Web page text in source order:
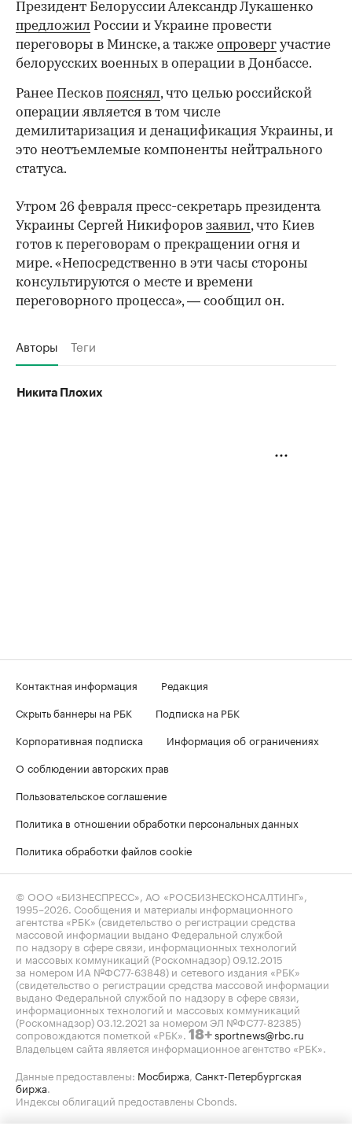
Президент Белоруссии Александр Лукашенко
предложил России и Украине провести
переговоры в Минске, а также опроверг участие
белорусских военных в операции в Донбассе.
Ранее Песков пояснял, что целью российской
операции является в том числе
демилитаризация и денацификация Украины, и
это неотъемлемые компоненты нейтрального
статуса.
Утром 26 февраля пресс-секретарь президента
Украины Сергей Никифоров заявил, что Киев
готов к переговорам о прекращении огня и
мире. «Непосредственно в эти часы стороны
консультируются о месте и времени
переговорного процесса», — сообщил он.
Авторы Теги
Никита Плохих
Контактная информация
Редакция
Скрыть баннеры на РБК
Подписка на РБК
Корпоративная подписка
Информация об ограничениях
О соблюдении авторских прав
Пользовательское соглашение
Политика в отношении обработки персональных данных
Политика обработки файлов cookie
© ООО «БИЗНЕСПРЕСС», АО «РОСБИЗНЕСКОНСАЛТИНГ»,
1995–2026 . Сообщения и материалы информационного
агентства «РБК» (свидетельство о регистрации средства
массовой информации выдано Федеральной службой
по надзору в сфере связи, информационных технологий
и массовых коммуникаций (Роскомнадзор) 09.12.2015
за номером ИА №ФС77-63848) и сетевого издания «РБК»
(свидетельство о регистрации средства массовой информации
выдано Федеральной службой по надзору в сфере связи,
информационных технологий и массовых коммуникаций
(Роскомнадзор) 03.12.2021 за номером ЭЛ №ФС77-82385)
сопровождаются пометкой «РБК». 18+ sportnews@rbc.ru
Владельцем сайта является информационное агентство «РБК».
Данные предоставлены: Мосбиржа Санкт-Петербургская
биржа
Индексы облигаций предоставлены Cbonds.